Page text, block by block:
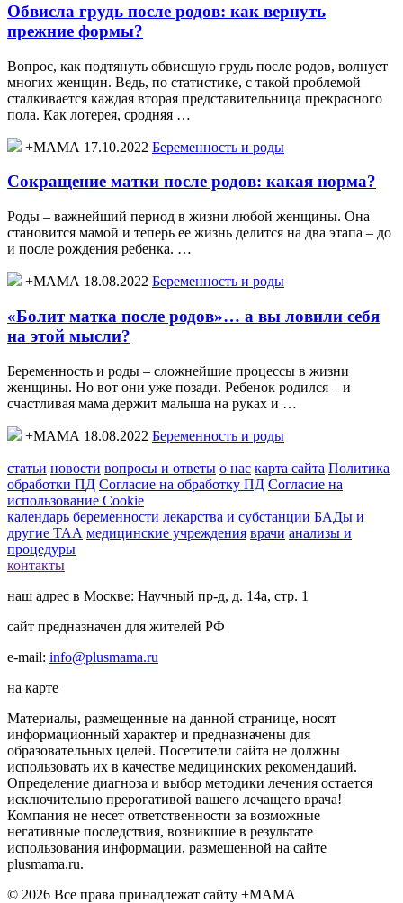
Обвисла грудь после родов: как вернуть
прежние формы?
Вопрос, как подтянуть обвисшую грудь после родов, волнует
многих женщин. Ведь, по статистике, с такой проблемой
сталкивается каждая вторая представительница прекрасного
пола. Как лотерея, сродняя …
+МАМА 17.10.2022 Беременность и роды
Сокращение матки после родов: какая норма?
Роды – важнейший период в жизни любой женщины. Она
становится мамой и теперь ее жизнь делится на два этапа – до
и после рождения ребенка. …
+МАМА 18.08.2022 Беременность и роды
«Болит матка после родов»… а вы ловили себя
на этой мысли?
Беременность и роды – сложнейшие процессы в жизни
женщины. Но вот они уже позади. Ребенок родился – и
счастливая мама держит малыша на руках и …
+МАМА 18.08.2022 Беременность и роды
статьи новости вопросы и ответы о нас карта сайта Политика
обработки ПД Согласие на обработку ПД Согласие на
использование Cookie
календарь беременности лекарства и субстанции БАДы и
другие ТАА медицинские учреждения врачи анализы и
процедуры
контакты
наш адрес в Москве: Научный пр-д, д. 14а, стр. 1
сайт предназначен для жителей РФ
e-mail: info@plusmama.ru
на карте
Материалы, размещенные на данной странице, носят
информационный характер и предназначены для
образовательных целей. Посетители сайта не должны
использовать их в качестве медицинских рекомендаций.
Определение диагноза и выбор методики лечения остается
исключительно прерогативой вашего лечащего врача!
Компания не несет ответственности за возможные
негативные последствия, возникшие в результате
использования информации, размешенной на сайте
plusmama.ru.
© 2026 Все права принадлежат сайту +МАМА